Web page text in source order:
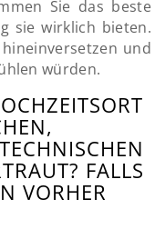
Sie das beste
sie wirklich bieten.
und
würden.
FALLS
VORHER